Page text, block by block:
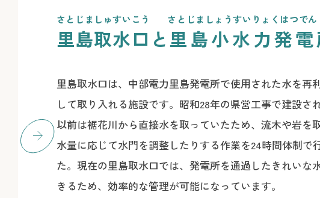
里島取水口
さとじましゅすいこう
と里島小水力発電
さとじましょうすいりょくはつでん
里島取水口は、中部電力里島発電所で使用された水を再
して取り入れる施設です。昭和28年の県営工事で建設さ
以前は裾花川から直接水を取っていたため、流木や岩を
水量に応じて水門を調整したりする作業を24時間体制で
た。現在の里島取水口では、発電所を通過したきれいな
きるため、効率的な管理が可能になっています。